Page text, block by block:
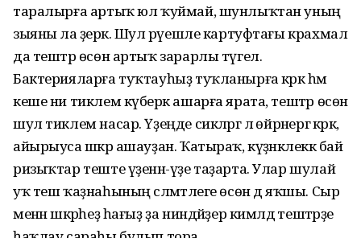
таралырға артыҡ юл ҡуймай, шунлыҡтан уның
зыяны ла әҙерәк. Шул рәүешле картуфтағы крахмал
да тештәр өсөн артыҡ зарарлы түгел.
Бактерияларға туҡтауһыҙ туҡланырға кәрәк һәм
кеше ни тиклем күберәк ашарға ярата, тештәр өсөн
шул тиклем насар. Үҙеңде сикләргә лә өйрәнергә кәрәк,
айырыуса шәкәр ашауҙан. Ҡатыраҡ, күҙәнәклеккә бай
ризыҡтар теште үҙенән-үҙе таҙарта. Улар шулай
уҡ теш ҡаҙнаһының сәләмәтлеге өсөн дә яҡшы. Сыр
менән шәкәрһеҙ һағыҙ ҙа ниндәйҙер кимәлдә тештәрҙе